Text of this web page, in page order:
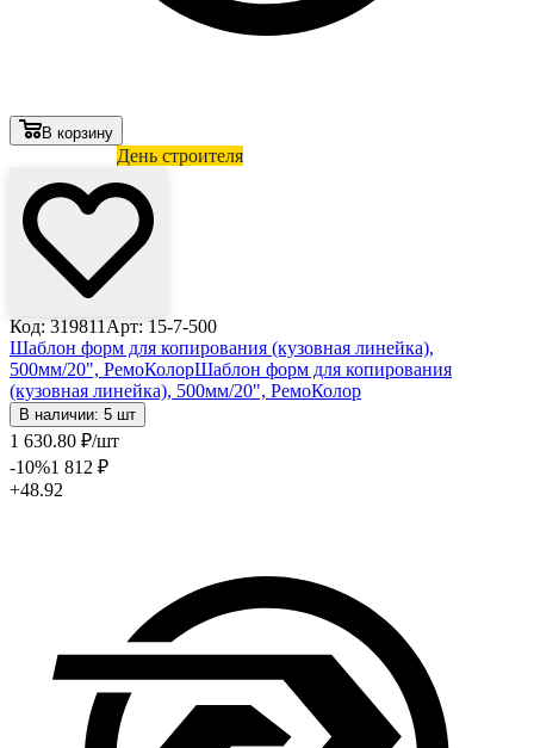
В корзину
День строителя
Код: 319811 Арт: 15-7-500
Шаблон форм для копирования (кузовная линейка),
500мм/20", РемоКолорШаблон форм для копирования
(кузовная линейка), 500мм/20", РемоКолор
В наличии: 5 шт
1 630.80 ₽/шт
-10%1 812 ₽
+48.92